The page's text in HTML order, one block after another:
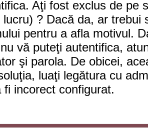
Aţi fost exclus de pe
lucru) ? Dacă da, ar trebui
pentru a afla motivul.
vă puteţi autentifica,
şi parola. De obicei,
luaţi legătura cu
fi incorect configurat.